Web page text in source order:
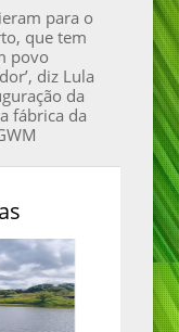
para o
que tem
povo
diz Lula
da
fábrica da